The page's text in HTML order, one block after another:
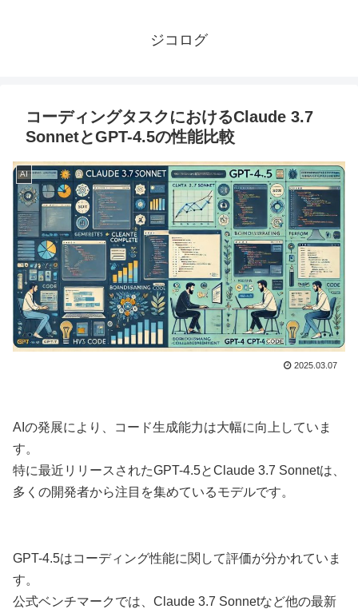
ジコログ
コーディングタスクにおけるClaude 3.7
SonnetとGPT-4.5の性能比較
AI
2025.03.07
AIの発展により、コード生成能力は大幅に向上していま
す。
特に最近リリースされたGPT-4.5とClaude 3.7 Sonnetは、
多くの開発者から注目を集めているモデルです。
GPT-4.5はコーディング性能に関して評価が分かれていま
す。
公式ベンチマークでは、Claude 3.7 Sonnetなど他の最新